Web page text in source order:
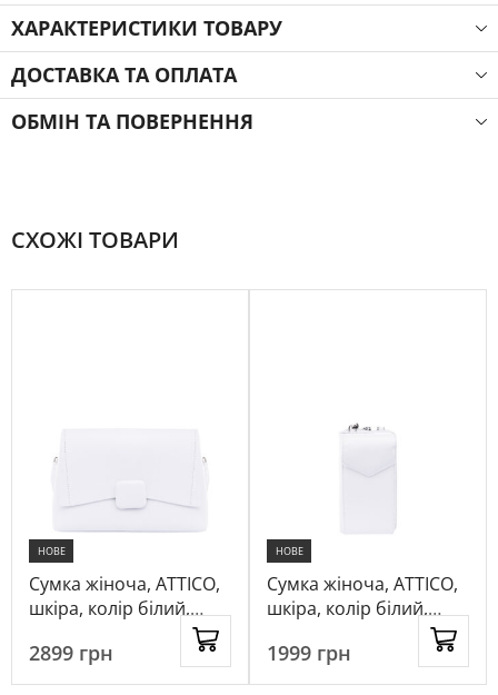
ХАРАКТЕРИСТИКИ ТОВАРУ
ДОСТАВКА ТА ОПЛАТА
ОБМІН ТА ПОВЕРНЕННЯ
СХОЖІ ТОВАРИ
НОВЕ
Сумка жіноча, ATTICO,
шкіра, колір білий,
2899 грн
НОВЕ
Сумка жіноча, ATTICO,
шкіра, колір білий,
1999 грн